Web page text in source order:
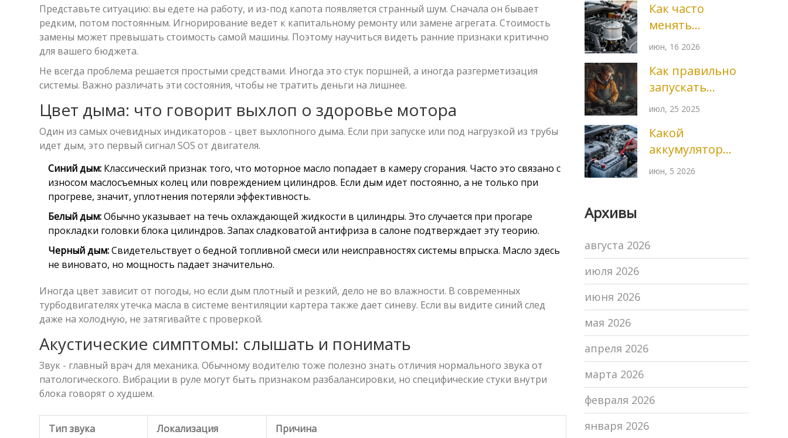
Представьте ситуацию: вы едете на работу, и из-под капота появляется странный шум. Сначала он бывает
редким, потом постоянным. Игнорирование ведет к капитальному ремонту или замене агрегата. Стоимость
замены может превышать стоимость самой машины. Поэтому научиться видеть ранние признаки критично
для вашего бюджета.
Не всегда проблема решается простыми средствами. Иногда это стук поршней, а иногда разгерметизация
системы. Важно различать эти состояния, чтобы не тратить деньги на лишнее.
Цвет дыма: что говорит выхлоп о здоровье мотора
Один из самых очевидных индикаторов - цвет выхлопного дыма. Если при запуске или под нагрузкой из трубы
идет дым, это первый сигнал SOS от двигателя.
Синий дым: Классический признак того, что моторное масло попадает в камеру сгорания. Часто это связано с
износом маслосъемных колец или повреждением цилиндров. Если дым идет постоянно, а не только при
прогреве, значит, уплотнения потеряли эффективность.
Белый дым:Обычно указывает на течь охлаждающей жидкости в цилиндры. Это случается при прогаре
прокладки головки блока цилиндров. Запах сладковатой антифриза в салоне подтверждает эту теорию.
Черный дым:Свидетельствует о бедной топливной смеси или неисправностях системы впрыска. Масло здесь
не виновато, но мощность падает значительно.
Иногда цвет зависит от погоды, но если дым плотный и резкий, дело не во влажности. В современных
турбодвигателях утечка масла в системе вентиляции картера также дает синеву. Если вы видите синий след
даже на холодную, не затягивайте с проверкой.
Акустические симптомы: слышать и понимать
Звук - главный врач для механика. Обычному водителю тоже полезно знать отличия нормального звука от
патологического. Вибрации в руле могут быть признаком разбалансировки, но специфические стуки внутри
блока говорят о худшем.
Тип звука Локализация Причина
термины и сленг
Как часто
менять
масляный
гид по
интервалам
замены
июн, 16 2026
Как правильно
запускать
двигатель после
пошаговая
инструкция и
советы
июл, 25 2025
Какой
аккумулятор
лучше:
выбору в 2026
июн, 5 2026
Архивы
августа 2026
июля 2026
июня 2026
мая 2026
апреля 2026
марта 2026
февраля 2026
января 2026